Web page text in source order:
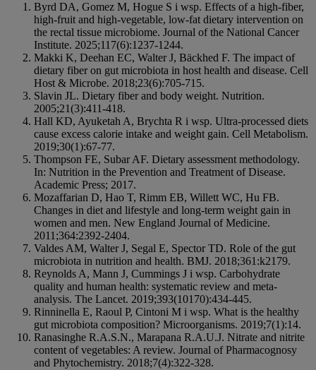
Byrd DA, Gomez M, Hogue S i wsp. Effects of a high-fiber,
high-fruit and high-vegetable, low-fat dietary intervention on
the rectal tissue microbiome. Journal of the National Cancer
Institute. 2025;117(6):1237-1244.
Makki K, Deehan EC, Walter J, Bäckhed F. The impact of
dietary fiber on gut microbiota in host health and disease. Cell
Host & Microbe. 2018;23(6):705-715.
Slavin JL. Dietary fiber and body weight. Nutrition.
2005;21(3):411-418.
Hall KD, Ayuketah A, Brychta R i wsp. Ultra-processed diets
cause excess calorie intake and weight gain. Cell Metabolism.
2019;30(1):67-77.
Thompson FE, Subar AF. Dietary assessment methodology.
In: Nutrition in the Prevention and Treatment of Disease.
Academic Press; 2017.
Mozaffarian D, Hao T, Rimm EB, Willett WC, Hu FB.
Changes in diet and lifestyle and long-term weight gain in
women and men. New England Journal of Medicine.
2011;364:2392-2404.
Valdes AM, Walter J, Segal E, Spector TD. Role of the gut
microbiota in nutrition and health. BMJ. 2018;361:k2179.
Reynolds A, Mann J, Cummings J i wsp. Carbohydrate
quality and human health: systematic review and meta-
analysis. The Lancet. 2019;393(10170):434-445.
Rinninella E, Raoul P, Cintoni M i wsp. What is the healthy
gut microbiota composition? Microorganisms. 2019;7(1):14.
Ranasinghe R.A.S.N., Marapana R.A.U.J. Nitrate and nitrite
content of vegetables: A review. Journal of Pharmacognosy
and Phytochemistry. 2018;7(4):322-328.